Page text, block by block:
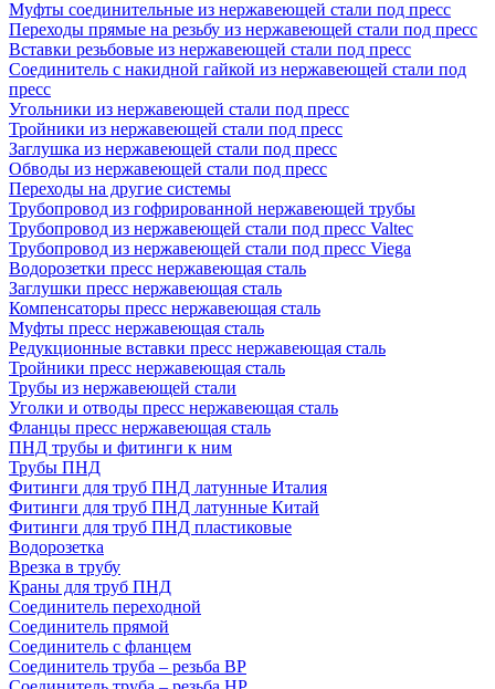
Муфты соединительные из нержавеющей стали под пресс
Переходы прямые на резьбу из нержавеющей стали под пресс
Вставки резьбовые из нержавеющей стали под пресс
Соединитель с накидной гайкой из нержавеющей стали под
пресс
Угольники из нержавеющей стали под пресс
Тройники из нержавеющей стали под пресс
Заглушка из нержавеющей стали под пресс
Обводы из нержавеющей стали под пресс
Переходы на другие системы
Трубопровод из гофрированной нержавеющей трубы
Трубопровод из нержавеющей стали под пресс Valtec
Трубопровод из нержавеющей стали под пресс Viega
Водорозетки пресс нержавеющая сталь
Заглушки пресс нержавеющая сталь
Компенсаторы пресс нержавеющая сталь
Муфты пресс нержавеющая сталь
Редукционные вставки пресс нержавеющая сталь
Тройники пресс нержавеющая сталь
Трубы из нержавеющей стали
Уголки и отводы пресс нержавеющая сталь
Фланцы пресс нержавеющая сталь
ПНД трубы и фитинги к ним
Трубы ПНД
Фитинги для труб ПНД латунные Италия
Фитинги для труб ПНД латунные Китай
Фитинги для труб ПНД пластиковые
Водорозетка
Врезка в трубу
Краны для труб ПНД
Соединитель переходной
Соединитель прямой
Соединитель с фланцем
Соединитель труба – резьба ВР